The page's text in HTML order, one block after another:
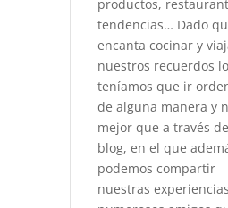
productos,
tendencias… Dado
encanta cocinar y
nuestros recuerdos
teníamos que ir
de alguna manera y
mejor que a través
blog, en el que
podemos compartir
nuestras